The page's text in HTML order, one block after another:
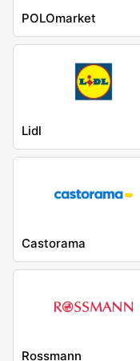
POLOmarket
Lidl
Castorama
Rossmann